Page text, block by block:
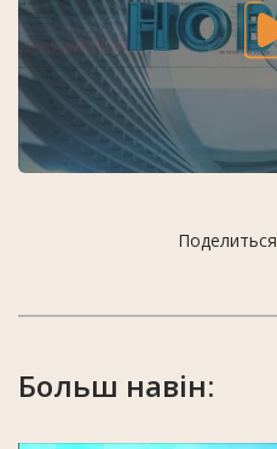
Поделиться
Больш навін: